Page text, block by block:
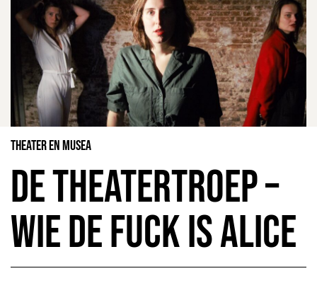
Theater en Musea
De Theatertroep –
Wie de fuck is Alice